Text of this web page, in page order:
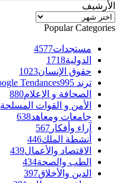
الأرشيف
الأرشيف
Popular Categories
مستجدات4577
الدولية1718
حقوق الإنسان1023
ترند Trends Google Tendances 995
الصحافة و الإعلام880
الأمن و القوات المسلحة
جامعات ومعاهد638
آراء وأفكار 567
أنشطة الملك446
الاقتصاد والأعمال439
الطب والصحة434
الدين والأخلاق397